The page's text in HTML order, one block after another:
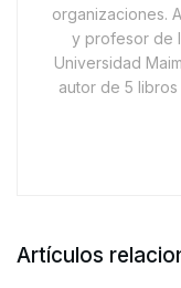
organizaciones.
y profesor de
Universidad
autor de 5
Artículos